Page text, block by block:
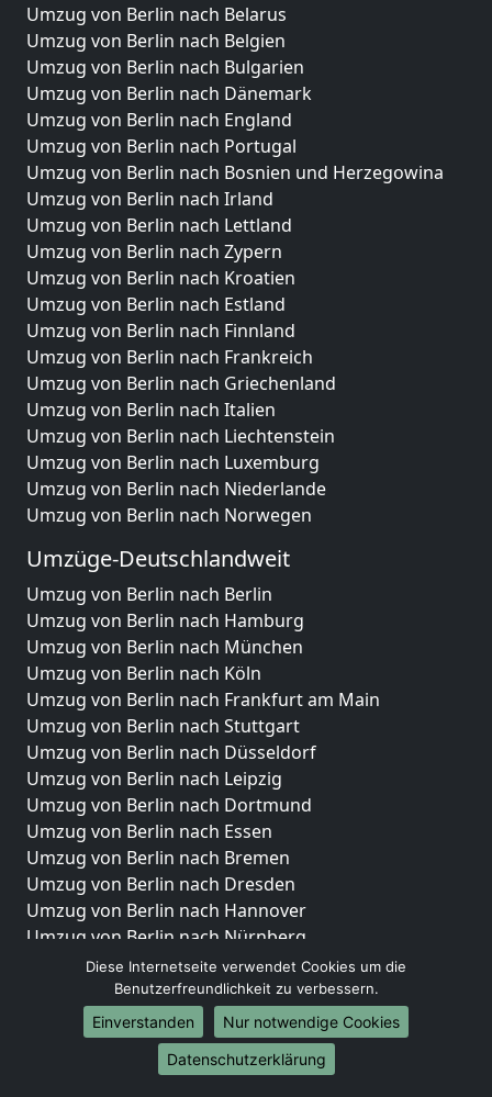
Umzug von Berlin nach Belarus
Umzug von Berlin nach Belgien
Umzug von Berlin nach Bulgarien
Umzug von Berlin nach Dänemark
Umzug von Berlin nach England
Umzug von Berlin nach Portugal
Umzug von Berlin nach Bosnien und Herzegowina
Umzug von Berlin nach Irland
Umzug von Berlin nach Lettland
Umzug von Berlin nach Zypern
Umzug von Berlin nach Kroatien
Umzug von Berlin nach Estland
Umzug von Berlin nach Finnland
Umzug von Berlin nach Frankreich
Umzug von Berlin nach Griechenland
Umzug von Berlin nach Italien
Umzug von Berlin nach Liechtenstein
Umzug von Berlin nach Luxemburg
Umzug von Berlin nach Niederlande
Umzug von Berlin nach Norwegen
Umzüge-Deutschlandweit
Umzug von Berlin nach Berlin
Umzug von Berlin nach Hamburg
Umzug von Berlin nach München
Umzug von Berlin nach Köln
Umzug von Berlin nach Frankfurt am Main
Umzug von Berlin nach Stuttgart
Umzug von Berlin nach Düsseldorf
Umzug von Berlin nach Leipzig
Umzug von Berlin nach Dortmund
Umzug von Berlin nach Essen
Umzug von Berlin nach Bremen
Umzug von Berlin nach Dresden
Umzug von Berlin nach Hannover
Umzug von Berlin nach Nürnberg
Umzug von Berlin nach Duisburg
Umzug von Berlin nach Bochum
Umzug von Berlin nach Wuppertal
Umzug von Berlin nach Bielefeld
Umzug von Berlin nach Bonn
Diese Internetseite verwendet Cookies um die
Benutzerfreundlichkeit zu verbessern.
Einverstanden
Nur notwendige Cookies
Datenschutzerklärung